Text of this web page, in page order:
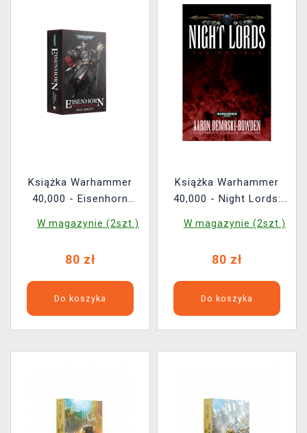
Książka Warhammer
40,000 - Eisenhorn
W magazynie (2szt.)
80 zł
Do koszyka
Książka Warhammer
40,000 - Night Lords:
W magazynie (2szt.)
80 zł
Do koszyka